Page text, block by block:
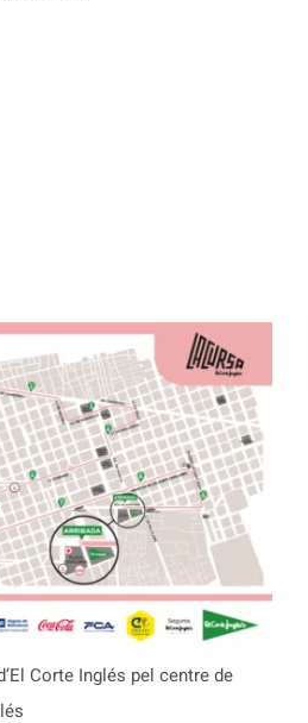
Corte Inglés pel centre de